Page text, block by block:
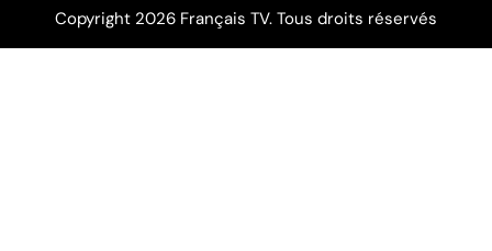
Copyright 2026 Français TV. Tous droits réservés